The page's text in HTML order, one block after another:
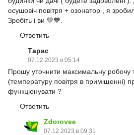
осушовіч повітря + озонатор , я
Зробіть і ви 💛💙.
Ответить
Тарас
07.12.2023 в 05:14
Прошу уточнити максимальну робочу
(температуру повітря в приміщенні)
функціонувати ?
Ответить
Zdorovee
07.12.2023 в 09:31